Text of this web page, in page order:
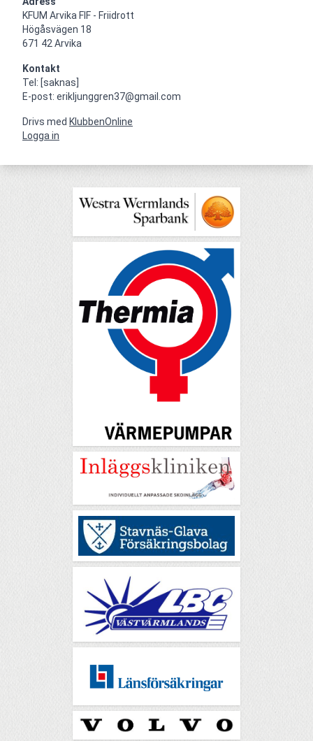
KFUM Arvika FIF - Friidrott
Högåsvägen 18
671 42 Arvika
Kontakt
Tel: [saknas]
E-post: erikljunggren37@gmail.com
Drivs med KlubbenOnline
Logga in